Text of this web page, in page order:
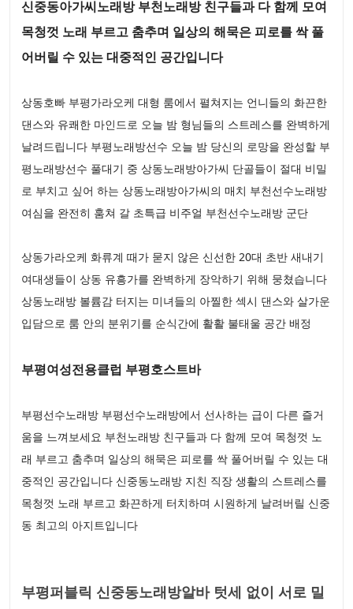
신중동아가씨노래방 부천노래방 친구들과 다 함께 모여
목청껏 노래 부르고 춤추며 일상의 해묵은 피로를 싹 풀
어버릴 수 있는 대중적인 공간입니다
상동호빠 부평가라오케 대형 룸에서 펼쳐지는 언니들의 화끈한
댄스와 유쾌한 마인드로 오늘 밤 형님들의 스트레스를 완벽하게
날려드립니다 부평노래방선수 오늘 밤 당신의 로망을 완성할 부
평노래방선수 풀대기 중 상동노래방아가씨 단골들이 절대 비밀
로 부치고 싶어 하는 상동노래방아가씨의 매치 부천선수노래방
여심을 완전히 훔쳐 갈 초특급 비주얼 부천선수노래방 군단
상동가라오케 화류계 때가 묻지 않은 신선한 20대 초반 새내기
여대생들이 상동 유흥가를 완벽하게 장악하기 위해 뭉쳤습니다
상동노래방 볼륨감 터지는 미녀들의 아찔한 섹시 댄스와 살가운
입담으로 룸 안의 분위기를 순식간에 활활 불태울 공간 배정
부평여성전용클럽 부평호스트바
부평선수노래방 부평선수노래방에서 선사하는 급이 다른 즐거
움을 느껴보세요 부천노래방 친구들과 다 함께 모여 목청껏 노
래 부르고 춤추며 일상의 해묵은 피로를 싹 풀어버릴 수 있는 대
중적인 공간입니다 신중동노래방 지친 직장 생활의 스트레스를
목청껏 노래 부르고 화끈하게 터치하며 시원하게 날려버릴 신중
동 최고의 아지트입니다
부평퍼블릭 신중동노래방알바 텃세 없이 서로 밀